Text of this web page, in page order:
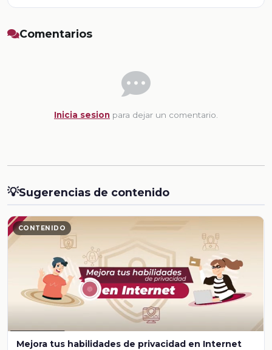
Comentarios
Inicia sesion para dejar un comentario.
💡Sugerencias de contenido
CONTENIDO
Mejora tus habilidades de privacidad en Internet